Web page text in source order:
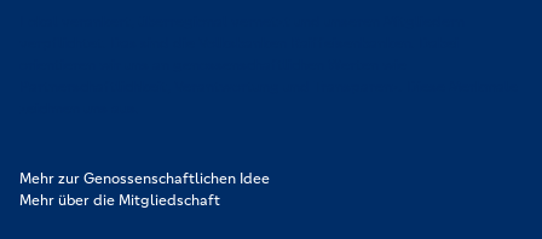
Mehr zur Genossenschaftlichen Idee
Mehr über die Mitgliedschaft